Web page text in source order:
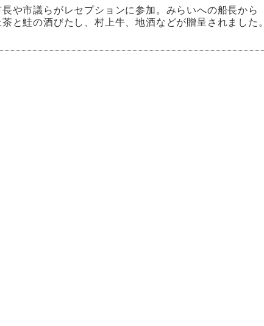
や市議らがレセプションに参加。みらいへの船長か
と鮭の酒びたし、村上牛、地酒などが贈呈されました。